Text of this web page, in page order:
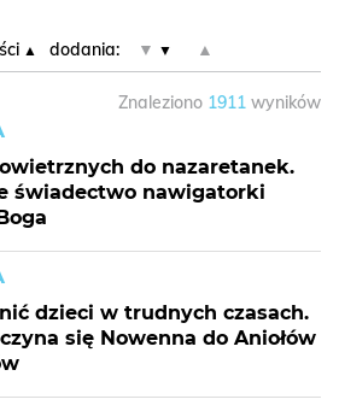
dodania: ▼ ▲
Znaleziono 1911 wyników
do nazaretanek.
świadectwo nawigatorki
dzieci w trudnych czasach.
się Nowenna do Aniołów